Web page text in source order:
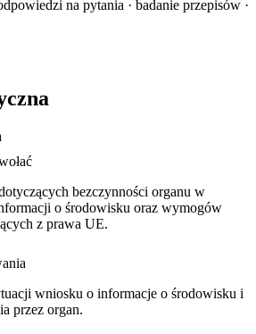
na pytania · badanie przepisów ·
bezczynności organu w
o środowisku oraz wymogów
z prawa UE.
wniosku o informacje o środowisku i
przez organ.